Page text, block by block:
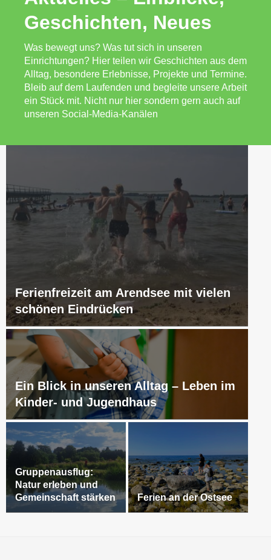
Geschichten, Neues
Was bewegt uns? Was tut sich in unseren
Einrichtungen? Hier teilen wir Geschichten aus dem
Alltag, besondere Erlebnisse, Projekte und Termine.
Bleib auf dem Laufenden und begleite unsere Arbeit
ein Stück mit. Nicht nur hier sondern gern auch auf
unseren Social-Media-Kanälen
Ferienfreizeit am Arendsee mit vielen
schönen Eindrücken
Ein Blick in unseren Alltag – Leben im
Kinder- und Jugendhaus
Gruppenausflug:
Natur erleben und
Gemeinschaft stärken
Ferien an der Ostsee